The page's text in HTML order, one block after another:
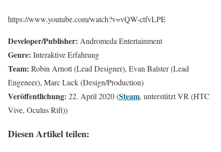
https://www.youtube.com/watch?v=vQW-ctfvLPE
Developer/Publisher: Andromeda Entertainment
Genre: Interaktive Erfahrung
Team: Robin Arnott (Lead Designer), Evan Balster (Lead
Engeneer), Marc Luck (Design/Production)
Veröffentlichung: 22. April 2020 (Steam, unterstützt VR (HTC
Vive, Oculus Rift))
Diesen Artikel teilen: